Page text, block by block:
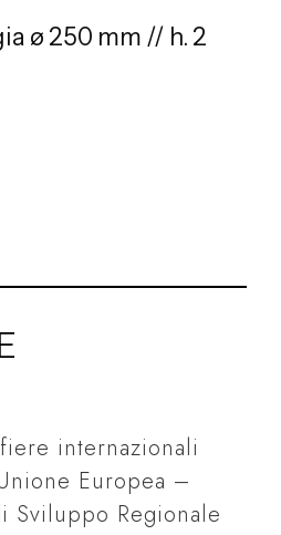
ø 250 mm // h. 2
internazionali
Europea –
Sviluppo Regionale